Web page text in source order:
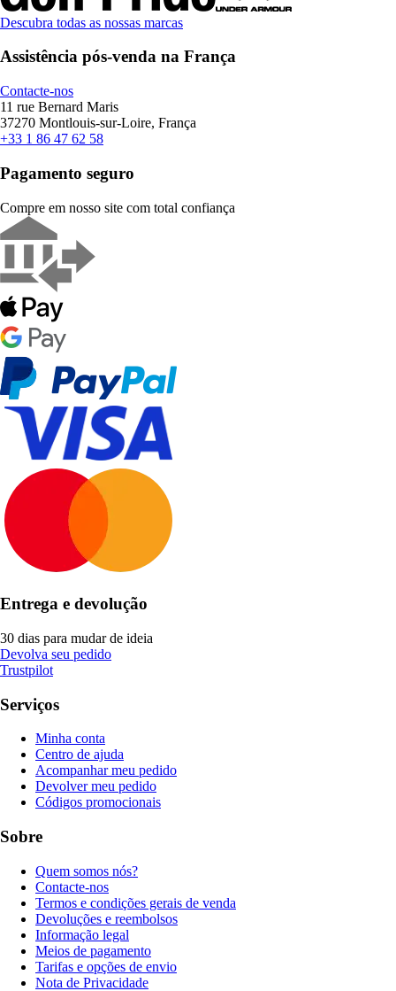
Descubra todas as nossas marcas
Assistência pós-venda na França
Contacte-nos
11 rue Bernard Maris
37270 Montlouis-sur-Loire, França
+33 1 86 47 62 58
Pagamento seguro
Compre em nosso site com total confiança
Entrega e devolução
30 dias para mudar de ideia
Devolva seu pedido
Trustpilot
Serviços
Minha conta
Centro de ajuda
Acompanhar meu pedido
Devolver meu pedido
Códigos promocionais
Sobre
Quem somos nós?
Contacte-nos
Termos e condições gerais de venda
Devoluções e reembolsos
Informação legal
Meios de pagamento
Tarifas e opções de envio
Nota de Privacidade